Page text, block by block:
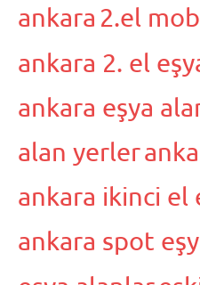
ankara 2.el
ankara 2. el
ankara eşya
alan yerler
ankara ikinci el
ankara spot